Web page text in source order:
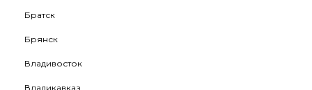
Братск
Брянск
Владивосток
Владикавказ